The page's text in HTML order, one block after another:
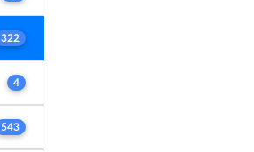
322
4
543